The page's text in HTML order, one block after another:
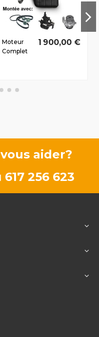
Moteur
Complet
HDi 9HX
1 900,00 €
aider?
617 256 623